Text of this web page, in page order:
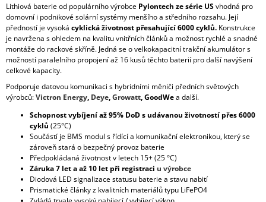
Lithiová baterie od populárního výrobce Pylontech ze série USvhodná pro
domovní i podnikové solární systémy menšího a středního rozsahu. Její
předností je vysoká cyklická životnost přesahující 6000 cyklů. Konstrukce
je navržena s ohledem na kvalitu vnitřních článků a možnost rychlé a snadné
montáže do rackové skříně. Jedná se o velkokapacitní trakční akumulátor s
možností paralelního propojení až 16 kusů těchto baterií pro další navýšení
celkové kapacity.
Podporuje datovou komunikaci s hybridními měniči předních světových
výrobců:Victron Energy, Deye,Growatt, GoodWea další.
Schopnost vybíjení až 95% DoD s udávanou životností přes 6000
cyklů (25°C)
Součástí je BMS modul s řídící a komunikační elektronikou, který se
zároveň stará o bezpečný provoz baterie
Předpokládaná životnost v letech 15+ (25 °C)
Záruka 7 let a až 10 let při registraci u výrobce
Diodová LED signalizace statusu baterie a stavu nabití
Prismatické články z kvalitních materiálů typu LiFePO4